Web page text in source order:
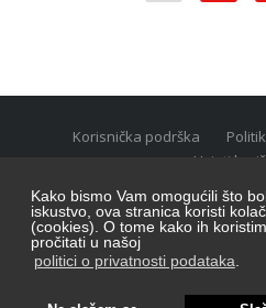
Kako bismo Vam omogućili što
iskustvo, ova stranica koristi
(cookies). O tome kako ih
pročitati u našoj
politici o privatnosti podataka
Korisnička podrška
Uvjeti
Oglasnik grupacija:posao.hr|
Tečaj za konverziju u EUR valutu: 1 euro =